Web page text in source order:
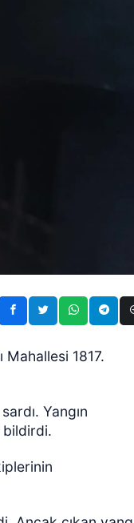
1817.
Yangın
bildirdi.